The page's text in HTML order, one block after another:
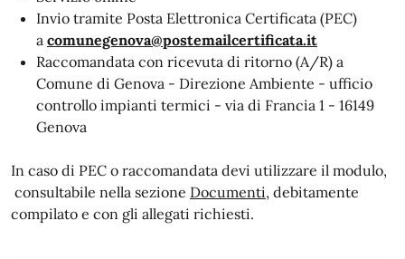
Invio tramite Posta Elettronica Certificata (PEC)
a comunegenova@postemailcertificata.it
Raccomandata con ricevuta di ritorno (A/R) a
Comune di Genova - Direzione Ambiente - ufficio
controllo impianti termici - via di Francia 1 - 16149
Genova
In caso di PEC o raccomandata devi utilizzare il modulo,
consultabile nella sezione Documenti, debitamente
compilato e con gli allegati richiesti.